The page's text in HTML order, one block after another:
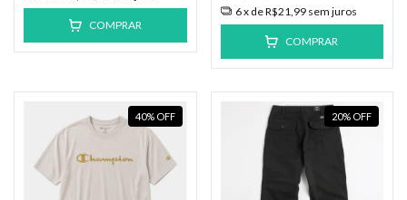
COMPRAR
6x deR$21,99 sem juros
COMPRAR
40% OFF 20% OFF